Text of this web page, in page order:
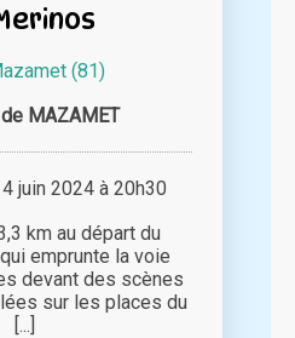
(81)
MAZAMET
juin 2024 à 20h30
km au départ du
emprunte la voie
devant des scènes
sur les places du
[...]